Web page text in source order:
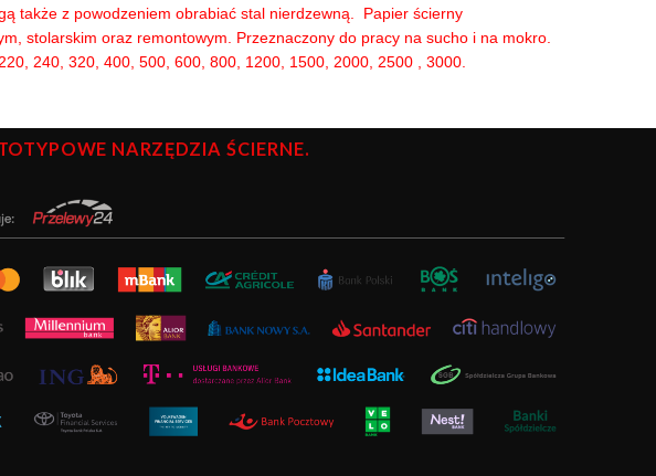
także z powodzeniem obrabiać stal nierdzewną. Papier ścierny
stolarskim oraz remontowym. Przeznaczony do pracy na sucho i na mokro.
240, 320, 400, 500, 600, 800, 1200, 1500, 2000, 2500 , 3000.
NARZĘDZIA ŚCIERNE.